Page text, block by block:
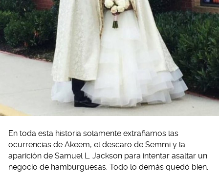
En toda esta historia solamente extrañamos las
ocurrencias de Akeem, el descaro de Semmi y la
aparición de Samuel L. Jackson para intentar asaltar un
negocio de hamburguesas. Todo lo demás quedó bien.